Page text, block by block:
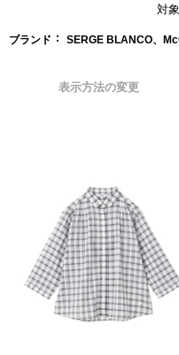
対
ブランド SERGE BLANCO、
表示方法の変更